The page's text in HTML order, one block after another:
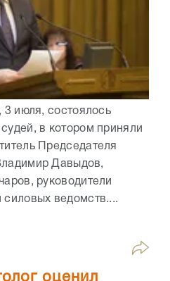
3 июля, состоялось
в котором приняли
Председателя
Давыдов,
руководители
силовых ведомств....
оценил